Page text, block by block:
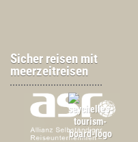
Sicher reisen mit
meerzeitreisen